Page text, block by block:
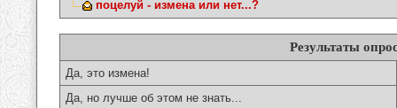
поцелуй - измена или нет...?
Результаты
Да, это измена!
Да, но лучше об этом не знать...